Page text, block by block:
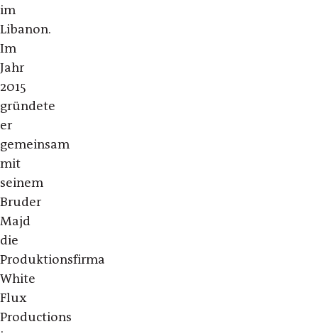
im
Libanon.
Im
Jahr
2015
gründete
er
gemeinsam
mit
seinem
Bruder
Majd
die
Produktionsfirma
White
Flux
Productions